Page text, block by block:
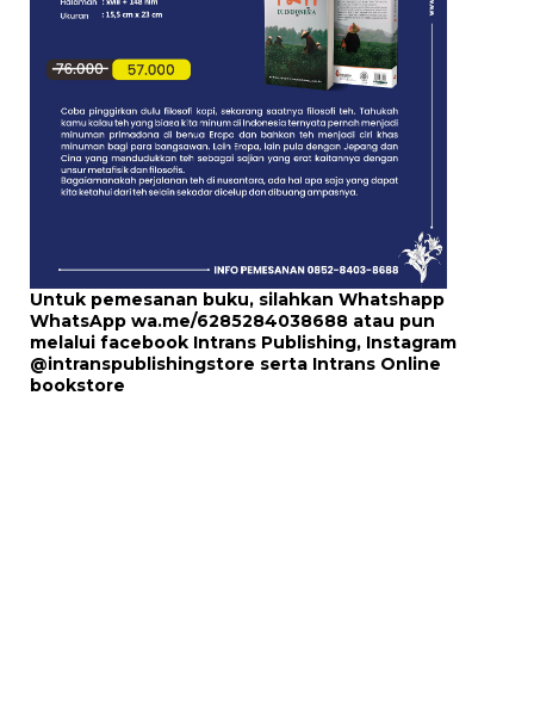
Untuk pemesanan buku, silahkan Whatshapp
WhatsApp wa.me/6285284038688 atau pun
melalui facebook Intrans Publishing, Instagram
@intranspublishingstore serta Intrans Online
bookstore